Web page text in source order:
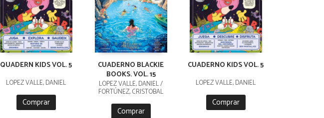
QUADERN KIDS VOL. 5
LÓPEZ VALLE, DANIEL
Comprar
CUADERNO BLACKIE
BOOKS. VOL. 15
LÓPEZ VALLE, DANIEL /
FORTÚNEZ, CRISTOBAL
Comprar
CUADERNO KIDS VOL. 5
LÓPEZ VALLE, DANIEL
Comprar